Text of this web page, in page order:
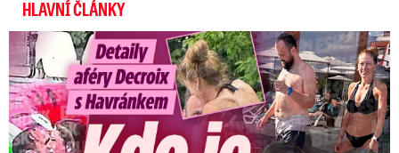
HLAVNÍ ČLÁNKY
Detaily aféry Decroix s Havránkem: Kdo je tady královna?